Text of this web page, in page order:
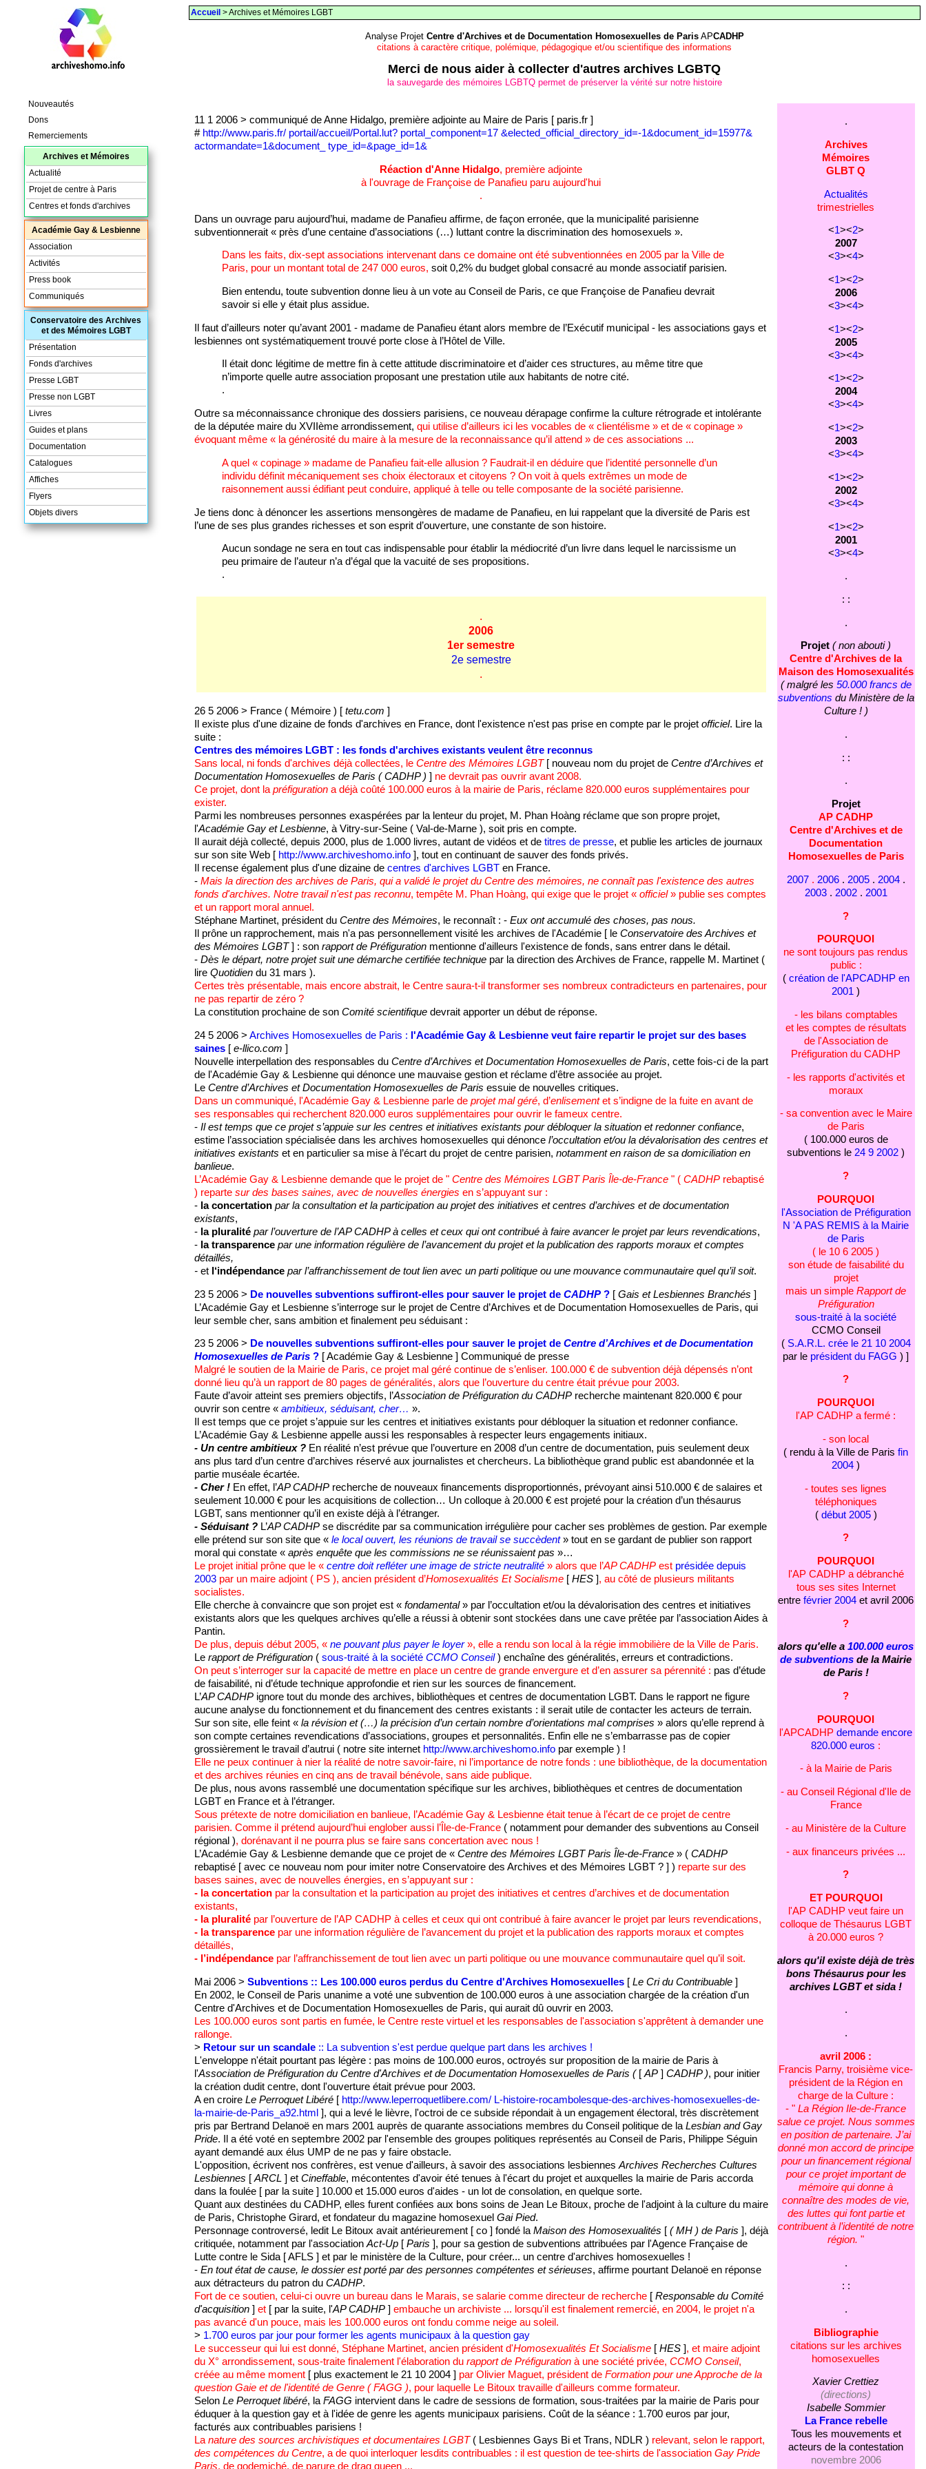
Accueil > Archives et Mémoires LGBT
Analyse Projet Centre d'Archives et de Documentation Homosexuelles de ParisAPCADHP
citations à caractère critique, polémique, pédagogique et/ou scientifique des informations
Merci de nous aider à collecter d'autres archives LGBTQ
la sauvegarde des mémoires LGBTQ permet de préserver la vérité sur notre histoire
11 1 2006 > communiqué de Anne Hidalgo, première adjointe au Maire de Paris [ paris.fr ]
# http://www.paris.fr/ portail/accueil/Portal.lut? portal_component=17 &elected_official_directory_id=-1&document_id=15977&
actormandate=1&document_ type_id=&page_id=1&
Réaction d'Anne Hidalgo, première adjointe
à l'ouvrage de Françoise de Panafieu paru aujourd'hui
.
Dans un ouvrage paru aujourd’hui, madame de Panafieu affirme, de façon erronée, que la municipalité parisienne
subventionnerait « près d’une centaine d’associations (…) luttant contre la discrimination des homosexuels ».
Dans les faits, dix-sept associations intervenant dans ce domaine ont été subventionnées en 2005 par la Ville de
Paris, pour un montant total de 247 000 euros, soit 0,2% du budget global consacré au monde associatif parisien.
Bien entendu, toute subvention donne lieu à un vote au Conseil de Paris, ce que Françoise de Panafieu devrait
savoir si elle y était plus assidue.
Il faut d’ailleurs noter qu’avant 2001 - madame de Panafieu étant alors membre de l’Exécutif municipal - les associations gays et
lesbiennes ont systématiquement trouvé porte close à l’Hôtel de Ville.
Il était donc légitime de mettre fin à cette attitude discriminatoire et d’aider ces structures, au même titre que
n’importe quelle autre association proposant une prestation utile aux habitants de notre cité.
.
Outre sa méconnaissance chronique des dossiers parisiens, ce nouveau dérapage confirme la culture rétrograde et intolérante
de la députée maire du XVIIème arrondissement, qui utilise d’ailleurs ici les vocables de « clientélisme » et de « copinage »
évoquant même « la générosité du maire à la mesure de la reconnaissance qu’il attend » de ces associations ...
A quel « copinage » madame de Panafieu fait-elle allusion ? Faudrait-il en déduire que l’identité personnelle d’un
individu définit mécaniquement ses choix électoraux et citoyens ? On voit à quels extrêmes un mode de
raisonnement aussi édifiant peut conduire, appliqué à telle ou telle composante de la société parisienne.
Je tiens donc à dénoncer les assertions mensongères de madame de Panafieu, en lui rappelant que la diversité de Paris est
l’une de ses plus grandes richesses et son esprit d’ouverture, une constante de son histoire.
Aucun sondage ne sera en tout cas indispensable pour établir la médiocrité d’un livre dans lequel le narcissisme un
peu primaire de l’auteur n’a d’égal que la vacuité de ses propositions.
.
.
2006
1er semestre
2e semestre
.
26 5 2006 > France ( Mémoire ) [ tetu.com ]
Il existe plus d'une dizaine de fonds d'archives en France, dont l'existence n'est pas prise en compte par le projet officiel. Lire la
suite :
Centres des mémoires LGBT : les fonds d'archives existants veulent être reconnus
Sans local, ni fonds d'archives déjà collectées, le Centre des Mémoires LGBT[ nouveau nom du projet de Centre d’Archives et
Documentation Homosexuelles de Paris ( CADHP ) ] ne devrait pas ouvrir avant 2008.
Ce projet, dont la préfigurationa déjà coûté 100.000 euros à la mairie de Paris, réclame 820.000 euros supplémentaires pour
exister.
Parmi les nombreuses personnes exaspérées par la lenteur du projet, M. Phan Hoàng réclame que son propre projet,
l'Académie Gay et Lesbienne, à Vitry-sur-Seine ( Val-de-Marne ), soit pris en compte.
Il aurait déjà collecté, depuis 2000, plus de 1.000 livres, autant de vidéos et de titres de presse, et publie les articles de journaux
sur son site Web [ http://www.archiveshomo.info], tout en continuant de sauver des fonds privés.
Il recense également plus d'une dizaine de centres d'archives LGBTen France.
- Mais la direction des archives de Paris, qui a validé le projet du Centre des mémoires, ne connaît pas l'existence des autres
fonds d'archives. Notre travail n'est pas reconnu, tempête M. Phan Hoàng, qui exige que le projet « officiel» publie ses comptes
et un rapport moral annuel.
Stéphane Martinet, président du Centre des Mémoires, le reconnaît : - Eux ont accumulé des choses, pas nous.
Il prône un rapprochement, mais n'a pas personnellement visité les archives de l'Académie [ le Conservatoire des Archives et
des Mémoires LGBT] : son rapport de Préfigurationmentionne d'ailleurs l'existence de fonds, sans entrer dans le détail.
- Dès le départ, notre projet suit une démarche certifiée techniquepar la direction des Archives de France, rappelle M. Martinet (
lire Quotidiendu 31 mars ).
Certes très présentable, mais encore abstrait, le Centre saura-t-il transformer ses nombreux contradicteurs en partenaires, pour
ne pas repartir de zéro ?
La constitution prochaine de son Comité scientifiquedevrait apporter un début de réponse.
24 5 2006 > Archives Homosexuelles de Paris : l'Académie Gay & Lesbienne veut faire repartir le projet sur des bases
saines[ e-llico.com ]
Nouvelle interpellation des responsables du Centre d’Archives et Documentation Homosexuelles de Paris, cette fois-ci de la part
de l'Académie Gay & Lesbienne qui dénonce une mauvaise gestion et réclame d’être associée au projet.
Le Centre d’Archives et Documentation Homosexuelles de Paris essuie de nouvelles critiques.
Dans un communiqué, l'Académie Gay & Lesbienne parle de projet mal géré, d’enlisementet s’indigne de la fuite en avant de
ses responsables qui recherchent 820.000 euros supplémentaires pour ouvrir le fameux centre.
- Il est temps que ce projet s’appuie sur les centres et initiatives existants pour débloquer la situation et redonner confiance,
estime l’association spécialisée dans les archives homosexuelles qui dénonce l’occultation et/ou la dévalorisation des centres et
initiatives existants et en particulier sa mise à l’écart du projet de centre parisien, notamment en raison de sa domiciliation en
banlieue.
L’Académie Gay & Lesbienne demande que le projet de " Centre des Mémoires LGBT Paris Île-de-France" ( CADHPrebaptisé
) reparte sur des bases saines, avec de nouvelles énergies en s’appuyant sur :
- la concertation par la consultation et la participation au projet des initiatives et centres d’archives et de documentation
existants,
- la pluralité par l’ouverture de l’AP CADHP à celles et ceux qui ont contribué à faire avancer le projet par leurs revendications,
- la transparence par une information régulière de l’avancement du projet et la publication des rapports moraux et comptes
détaillés,
- et l‘indépendance par l’affranchissement de tout lien avec un parti politique ou une mouvance communautaire quel qu’il soit.
23 5 2006 > De nouvelles subventions suffiront-elles pour sauver le projet de CADHP?[ Gais et Lesbiennes Branchés ]
L’Académie Gay et Lesbienne s’interroge sur le projet de Centre d’Archives et de Documentation Homosexuelles de Paris, qui
leur semble cher, sans ambition et finalement peu séduisant :
23 5 2006 > De nouvelles subventions suffiront-elles pour sauver le projet de Centre d’Archives et de Documentation
Homosexuelles de Paris?[ Académie Gay & Lesbienne ] Communiqué de presse
Malgré le soutien de la Mairie de Paris, ce projet mal géré continue de s’enliser. 100.000 € de subvention déjà dépensés n’ont
donné lieu qu’à un rapport de 80 pages de généralités, alors que l’ouverture du centre était prévue pour 2003.
Faute d’avoir atteint ses premiers objectifs, l’Association de Préfiguration du CADHPrecherche maintenant 820.000 € pour
ouvrir son centre « ambitieux, séduisant, cher… ».
Il est temps que ce projet s’appuie sur les centres et initiatives existants pour débloquer la situation et redonner confiance.
L’Académie Gay & Lesbienne appelle aussi les responsables à respecter leurs engagements initiaux.
- Un centre ambitieux ?En réalité n’est prévue que l’ouverture en 2008 d’un centre de documentation, puis seulement deux
ans plus tard d’un centre d’archives réservé aux journalistes et chercheurs. La bibliothèque grand public est abandonnée et la
partie muséale écartée.
- Cher !En effet, l’AP CADHPrecherche de nouveaux financements disproportionnés, prévoyant ainsi 510.000 € de salaires et
seulement 10.000 € pour les acquisitions de collection… Un colloque à 20.000 € est projeté pour la création d’un thésaurus
LGBT, sans mentionner qu’il en existe déjà à l’étranger.
- Séduisant ?L’AP CADHPse discrédite par sa communication irrégulière pour cacher ses problèmes de gestion. Par exemple
elle prétend sur son site que « le local ouvert, les réunions de travail se succèdent» tout en se gardant de publier son rapport
moral qui constate « après enquête que les commissions ne se réunissaient pas »…
Le projet initial prône que le « centre doit refléter une image de stricte neutralité» alors que l’AP CADHPest présidée depuis
2003par un maire adjoint ( PS ), ancien président d’Homosexualités Et Socialisme[ HES], au côté de plusieurs militants
socialistes.
Elle cherche à convaincre que son projet est « fondamental» par l’occultation et/ou la dévalorisation des centres et initiatives
existants alors que les quelques archives qu’elle a réussi à obtenir sont stockées dans une cave prêtée par l’association Aides à
Pantin.
De plus, depuis début 2005, « ne pouvant plus payer le loyer», elle a rendu son local à la régie immobilière de la Ville de Paris.
Le rapport de Préfiguration( sous-traité à la société CCMO Conseil) enchaîne des généralités, erreurs et contradictions.
On peut s’interroger sur la capacité de mettre en place un centre de grande envergure et d’en assurer sa pérennité : pas d’étude
de faisabilité, ni d’étude technique approfondie et rien sur les sources de financement.
L’AP CADHPignore tout du monde des archives, bibliothèques et centres de documentation LGBT. Dans le rapport ne figure
aucune analyse du fonctionnement et du financement des centres existants : il serait utile de contacter les acteurs de terrain.
Sur son site, elle feint « la révision et (…) la précision d’un certain nombre d’orientations mal comprises » alors qu’elle reprend à
son compte certaines revendications d’associations, groupes et personnalités. Enfin elle ne s’embarrasse pas de copier
grossièrement le travail d’autrui ( notre site internet http://www.archiveshomo.infopar exemple ) !
Elle ne peux continuer à nier la réalité de notre savoir-faire, ni l’importance de notre fonds : une bibliothèque, de la documentation
et des archives réunies en cinq ans de travail bénévole, sans aide publique.
De plus, nous avons rassemblé une documentation spécifique sur les archives, bibliothèques et centres de documentation
LGBT en France et à l’étranger.
Sous prétexte de notre domiciliation en banlieue, l’Académie Gay & Lesbienne était tenue à l’écart de ce projet de centre
parisien. Comme il prétend aujourd’hui englober aussi l’Île-de-France( notamment pour demander des subventions au Conseil
régional ), dorénavant il ne pourra plus se faire sans concertation avec nous !
L’Académie Gay & Lesbienne demande que ce projet de « Centre des Mémoires LGBT Paris Île-de-France» ( CADHP
rebaptisé [ avec ce nouveau nom pour imiter notre Conservatoire des Archives et des Mémoires LGBT ? ] ) reparte sur des
bases saines, avec de nouvelles énergies, en s’appuyant sur :
- la concertationpar la consultation et la participation au projet des initiatives et centres d’archives et de documentation
existants,
- la pluralitépar l’ouverture de l’AP CADHP à celles et ceux qui ont contribué à faire avancer le projet par leurs revendications,
- la transparencepar une information régulière de l’avancement du projet et la publication des rapports moraux et comptes
détaillés,
- l’indépendancepar l’affranchissement de tout lien avec un parti politique ou une mouvance communautaire quel qu’il soit.
Mai 2006 > Subventions :: Les 100.000 euros perdus du Centre d'Archives Homosexuelles[ Le Cri du Contribuable ]
En 2002, le Conseil de Paris unanime a voté une subvention de 100.000 euros à une association chargée de la création d'un
Centre d'Archives et de Documentation Homosexuelles de Paris, qui aurait dû ouvrir en 2003.
Les 100.000 euros sont partis en fumée, le Centre reste virtuel et les responsables de l'association s'apprêtent à demander une
rallonge.
> Retour sur un scandale:: La subvention s'est perdue quelque part dans les archives !
L'enveloppe n'était pourtant pas légère : pas moins de 100.000 euros, octroyés sur proposition de la mairie de Paris à
l'Association de Préfiguration du Centre d'Archives et de Documentation Homosexuelles de Paris ([ AP] CADHP ), pour initier
la création dudit centre, dont l'ouverture était prévue pour 2003.
A en croire Le Perroquet Libéré[ http://www.leperroquetlibere.com/ L-histoire-rocambolesque-des-archives-homosexuelles-de-
la-mairie-de-Paris_a92.html ], qui a levé le lièvre, l'octroi de ce subside répondait à un engagement électoral, très discrètement
pris par Bertrand Delanoë en mars 2001 auprès de quarante associations membres du Conseil politique de la Lesbian and Gay
Pride. Il a été voté en septembre 2002 par l'ensemble des groupes politiques représentés au Conseil de Paris, Philippe Séguin
ayant demandé aux élus UMP de ne pas y faire obstacle.
L'opposition, écrivent nos confrères, est venue d'ailleurs, à savoir des associations lesbiennes Archives Recherches Cultures
Lesbiennes [ ARCL ] et Cineffable, mécontentes d'avoir été tenues à l'écart du projet et auxquelles la mairie de Paris accorda
dans la foulée [ par la suite ] 10.000 et 15.000 euros d'aides - un lot de consolation, en quelque sorte.
Quant aux destinées du CADHP, elles furent confiées aux bons soins de Jean Le Bitoux, proche de l'adjoint à la culture du maire
de Paris, Christophe Girard, et fondateur du magazine homosexuel Gai Pied.
Personnage controversé, ledit Le Bitoux avait antérieurement [ co ] fondé la Maison des Homosexualités [ ( MH ) de Paris ], déjà
critiquée, notamment par l'association Act-Up[ Paris ], pour sa gestion de subventions attribuées par l'Agence Française de
Lutte contre le Sida [ AFLS ] et par le ministère de la Culture, pour créer... un centre d'archives homosexuelles !
- En tout état de cause, le dossier est porté par des personnes compétentes et sérieuses, affirme pourtant Delanoë en réponse
aux détracteurs du patron du CADHP.
Fort de ce soutien, celui-ci ouvre un bureau dans le Marais, se salarie comme directeur de recherche[ Responsable du Comité
d'acquisition] et[ par la suite, l'AP CADHP] embauche un archiviste ... lorsqu'il est finalement remercié, en 2004, le projet n'a
pas avancé d'un pouce, mais les 100.000 euros ont fondu comme neige au soleil.
> 1.700 euros par jour pour former les agents municipaux à la question gay
Le successeur qui lui est donné, Stéphane Martinet, ancien président d'Homosexualités Et Socialisme[ HES], et maire adjoint
du X° arrondissement, sous-traite finalement l'élaboration du rapport de Préfigurationà une société privée, CCMO Conseil,
créée au même moment[ plus exactement le 21 10 2004 ] par Olivier Maguet, président de Formation pour une Approche de la
question Gaie et de l'identité de Genre ( FAGG ), pour laquelle Le Bitoux travaille d'ailleurs comme formateur.
Selon Le Perroquet libéré, la FAGG intervient dans le cadre de sessions de formation, sous-traitées par la mairie de Paris pour
éduquer à la question gay et à l'idée de genre les agents municipaux parisiens. Coût de la séance : 1.700 euros par jour,
facturés aux contribuables parisiens !
La nature des sources archivistiques et documentaires LGBT( Lesbiennes Gays Bi et Trans, NDLR ) relevant, selon le rapport,
des compétences du Centre, a de quoi interloquer lesdits contribuables : il est question de tee-shirts de l'association Gay Pride
Paris, de godemiché, de parure de drag queen ...
.
Archives
Mémoires
GLBT Q
Actualités
trimestrielles
<1><2>
2007
<3><4>
<1><2>
2006
<3><4>
<1><2>
2005
<3><4>
<1><2>
2004
<3><4>
<1><2>
2003
<3><4>
<1><2>
2002
<3><4>
<1><2>
2001
<3><4>
.
: :
.
Projet ( non abouti )
Centre d'Archives de la
Maison des Homosexualités
( malgré les 50.000 francs de
subventions du Ministère de la
Culture ! )
.
: :
.
Projet
AP CADHP
Centre d'Archives et de
Documentation
Homosexuelles de Paris
2007. 2006. 2005. 2004.
2003. 2002. 2001
?
POURQUOI
ne sont toujours pas rendus
public :
( création de l'APCADHP en
2001 )
- les bilans comptables
et les comptes de résultats
de l'Association de
Préfiguration du CADHP
- les rapports d'activités et
moraux
- sa convention avec le Maire
de Paris
( 100.000 euros de
subventions le24 9 2002 )
?
POURQUOI
l'Association de Préfiguration
N 'A PAS REMIS à la Mairie
de Paris
( le 10 6 2005 )
son étude de faisabilité du
projet
mais un simpleRapport de
Préfiguration
sous-traité à la société
CCMO Conseil
( S.A.R.L. crée le 21 10 2004
par le président du FAGG ) ]
?
POURQUOI
l'AP CADHP a fermé :
- son local
( rendu à la Ville de Parisfin
2004 )
- toutes ses lignes
téléphoniques
( début 2005)
?
POURQUOI
l'AP CADHP a débranché
tous ses sites Internet
entrefévrier 2004 et avril 2006
?
alors qu'elle a100.000 euros
de subventions de la Mairie
de Paris !
?
POURQUOI
l'APCADHPdemande encore
820.000 euros :
- à la Mairie de Paris
- au Conseil Régional d'Ile de
France
- au Ministère de la Culture
- aux financeurs privées ...
?
ET POURQUOI
l'AP CADHP veut faire un
colloque de Thésaurus LGBT
à 20.000 euros ?
alors qu'il existe déjà de très
bons Thésaurus pour les
archives LGBT et sida !
.
.
avril 2006 :
Francis Parny, troisième vice-
président de la Région en
charge de la Culture :
- "La Région Ile-de-France
salue ce projet. Nous sommes
en position de partenaire. J’ai
donné mon accord de principe
pour un financement régional
pour ce projet important de
mémoire qui donne à
connaître des modes de vie,
des luttes qui font partie et
contribuent à l’identité de notre
région. "
.
: :
.
Bibliographie
citations sur les archives
homosexuelles
Xavier Crettiez
(directions)
Isabelle Sommier
La France rebelle
Tous les mouvements et
acteurs de la contestation
novembre 2006
Nouveautés
Dons
Remerciements
Archives et Mémoires
Actualité
Projet de centre à Paris
Centres et fonds d'archives
Académie Gay & Lesbienne
Association
Activités
Press book
Communiqués
Conservatoire des Archives
et des Mémoires LGBT
Présentation
Fonds d'archives
Presse LGBT
Presse non LGBT
Livres
Guides et plans
Documentation
Catalogues
Affiches
Flyers
Objets divers